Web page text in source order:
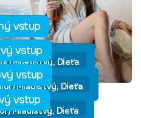
vstup
Mladistvý, Dieťa
vstup
Mladistvý, Dieťa
vstup
Mladistvý, Dieťa
vstup